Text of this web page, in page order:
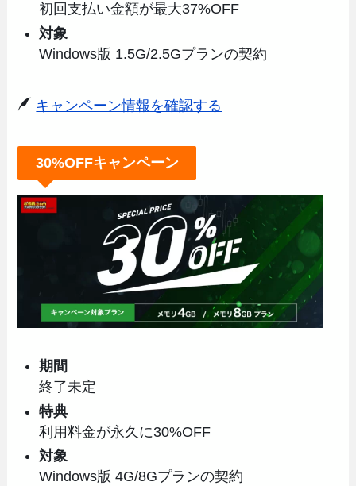
初回支払い金額が最大37%OFF
対象
Windows版 1.5G/2.5Gプランの契約
キャンペーン情報を確認する
30%OFFキャンペーン
期間
終了未定
特典
利用料金が永久に30%OFF
対象
Windows版 4G/8Gプランの契約